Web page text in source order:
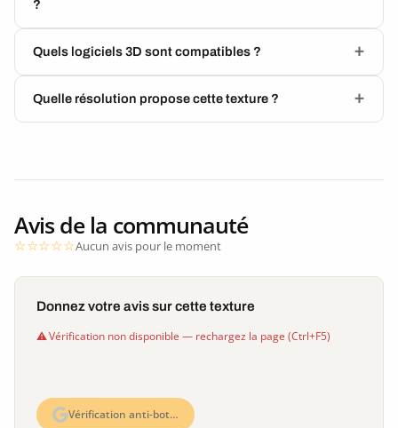
?
Quels logiciels 3D sont compatibles ?
Quelle résolution propose cette texture ?
Avis de la communauté
Aucun avis pour le moment
Donnez votre avis sur cette texture
Vérification non disponible — rechargez la page (Ctrl+F5)
Vérification anti-bot…